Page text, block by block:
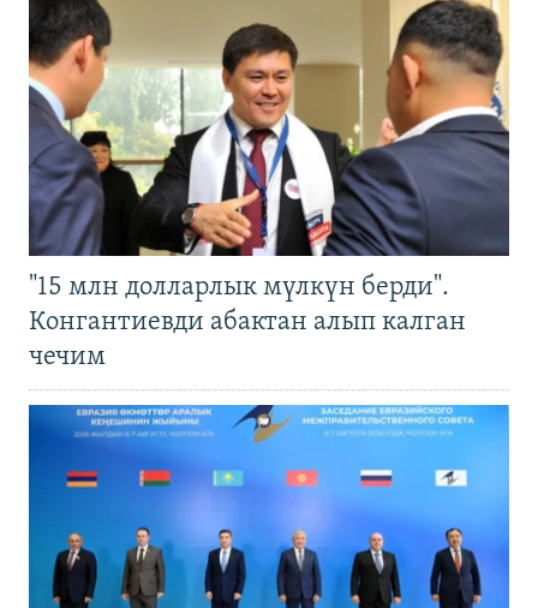
"15 млн долларлык мүлкүн берди".
Конгантиевди абактан алып калган
чечим